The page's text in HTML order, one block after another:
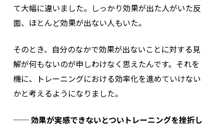
て大幅に違いました。しっかり効果が出た人がいた反
面、ほとんど効果が出ない人もいた。
そのとき、自分のなかで効果が出ないことに対する見
解が何もないのが申しわけなく思えたんです。それを
機に、トレーニングにおける効率化を進めていけない
かと考えるようになりました。
── 効果が実感できないとついトレーニングを挫折し